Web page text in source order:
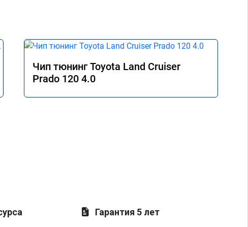
Чип тюнинг Toyota Land Cruiser
Prado 120 4.0
Гарантия 5 лет